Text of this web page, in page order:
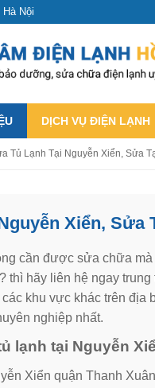
Nội
DỊCH VỤ ĐIỆN LẠNH
Tủ Lạnh Tại Nguyễn Xiển, Sửa
Xiển, Sửa
cần được sửa chữa
thì hãy liên hệ ngay
các khu vực khác trên địa
nghiệp nhất.
lạnh tại Nguyễn
Xiển quận Thanh